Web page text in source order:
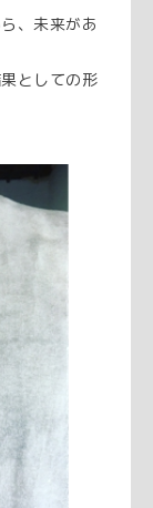
、未来があ
としての形